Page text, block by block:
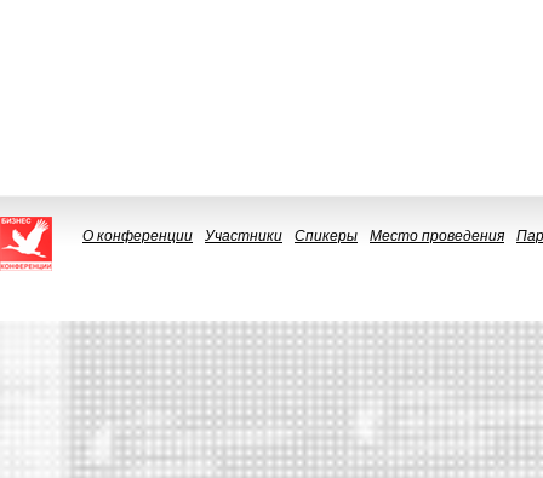
О конференции Участники Спикеры Место проведения